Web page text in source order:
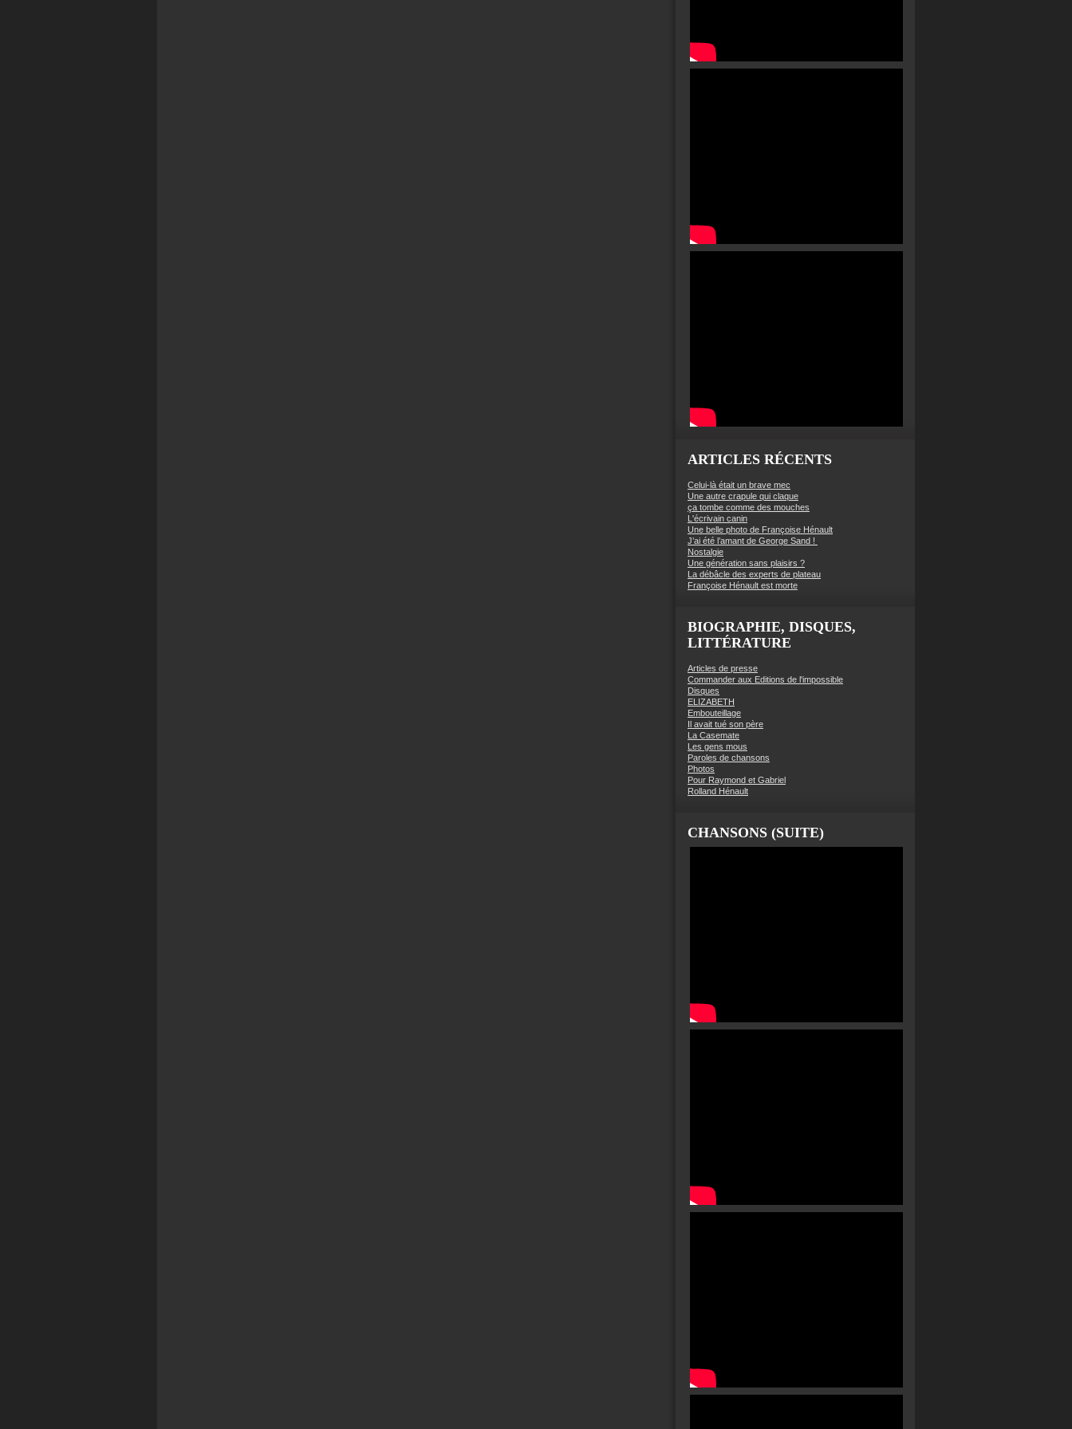
ARTICLES RÉCENTS
Celui-là était un brave mec
Une autre crapule qui claque
ça tombe comme des mouches
L'écrivain canin
Une belle photo de Françoise Hénault
J’ai été l’amant de George Sand !
Nostalgie
Une génération sans plaisirs ?
La débâcle des experts de plateau
Françoise Hénault est morte
BIOGRAPHIE, DISQUES,
LITTÉRATURE
Articles de presse
Commander aux Editions de l'impossible
Disques
ELIZABETH
Embouteillage
Il avait tué son père
La Casemate
Les gens mous
Paroles de chansons
Photos
Pour Raymond et Gabriel
Rolland Hénault
CHANSONS (SUITE)